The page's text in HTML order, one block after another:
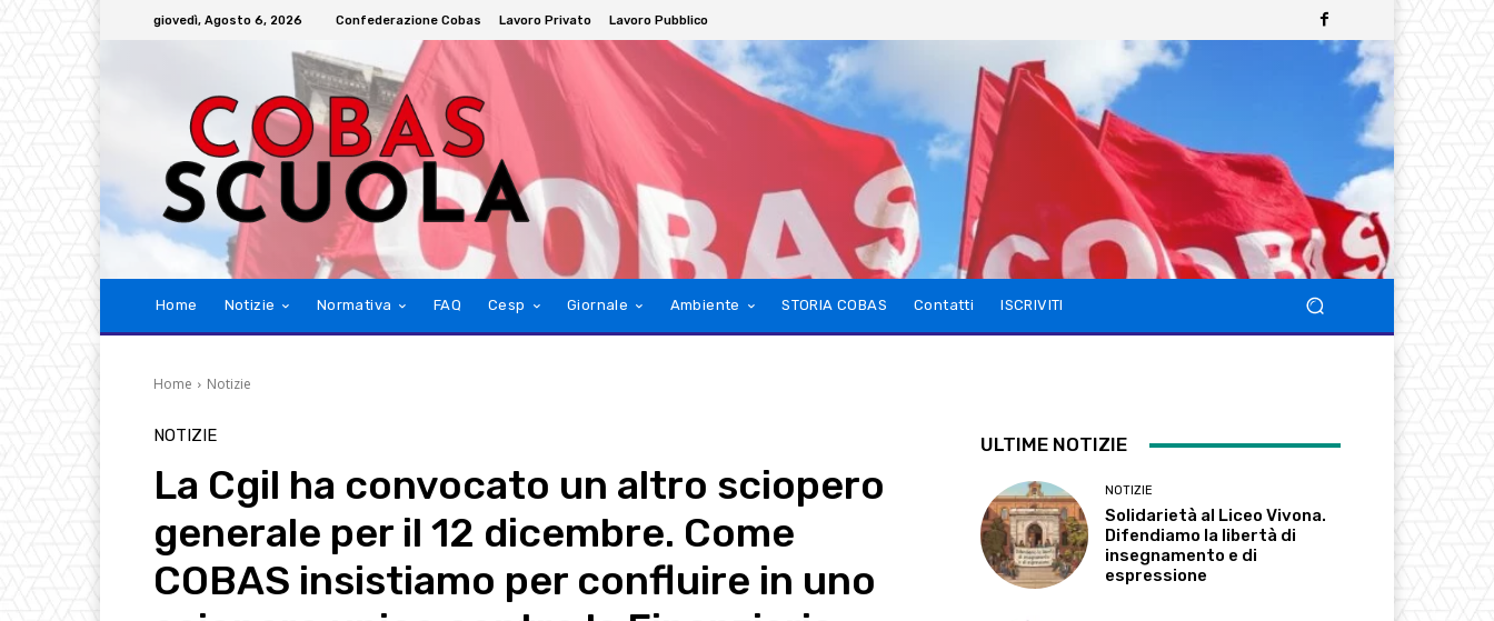
giovedì, Agosto 6, 2026 Confederazione Cobas Lavoro Privato Lavoro Pubblico
Home Notizie Normativa FAQ Cesp Giornale Ambiente STORIA COBAS Contatti ISCRIVITI
Home Notizie
NOTIZIE
La Cgil ha convocato un altro sciopero
generale per il 12 dicembre. Come
COBAS insistiamo per confluire in uno
ULTIME NOTIZIE
NOTIZIE
Solidarietà al Liceo Vivona.
Difendiamo la libertà di
insegnamento e di
espressione